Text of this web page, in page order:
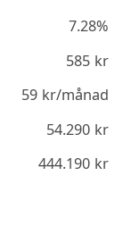
7.28%
585kr
59kr/månad
54.290kr
444.190kr